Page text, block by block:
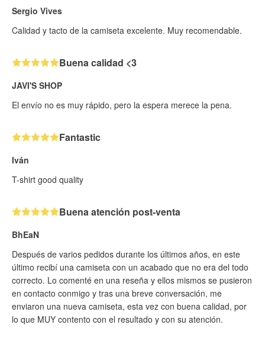
Sergio Vives
Calidad y tacto de la camiseta excelente. Muy recomendable.
Buena calidad <3
JAVI'S SHOP
El envío no es muy rápido, pero la espera merece la pena.
Fantastic
Iván
T-shirt good quality
Buena atención post-venta
BhEaN
Después de varios pedidos durante los últimos años, en este
último recibí una camiseta con un acabado que no era del todo
correcto. Lo comenté en una reseña y ellos mismos se pusieron
en contacto conmigo y tras una breve conversación, me
enviaron una nueva camiseta, esta vez con buena calidad, por
lo que MUY contento con el resultado y con su atención.